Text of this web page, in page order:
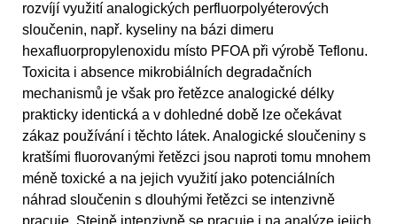
rozvíjí využití analogických perfluorpolyéterových
sloučenin, např. kyseliny na bázi dimeru
hexafluorpropylenoxidu místo PFOA při výrobě Teflonu.
Toxicita i absence mikrobiálních degradačních
mechanismů je však pro řetězce analogické délky
prakticky identická a v dohledné době lze očekávat
zákaz používání i těchto látek. Analogické sloučeniny s
kratšími fluorovanými řetězci jsou naproti tomu mnohem
méně toxické a na jejich využití jako potenciálních
náhrad sloučenin s dlouhými řetězci se intenzivně